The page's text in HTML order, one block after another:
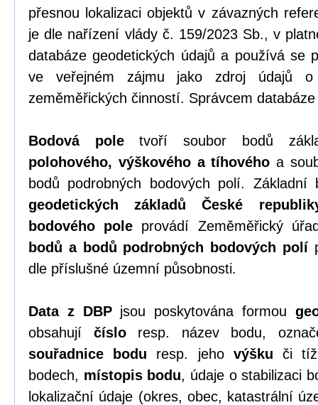
přesnou lokalizaci objektů v závazných
je dle nařízení vlády č. 159/2023 Sb., v
databáze geodetických údajů a používá se
ve veřejném zájmu jako zdroj údajů o
zeměměřických činností. Správcem
Bodová poletvoří soubor bodů
polohového, výškového a tíhového a
bodů podrobných bodových polí.
geodetických základů České
bodového pole provádí Zeměměřický
bodů a bodů podrobných bodových polí
dle příslušné územní působnosti.
Data z DBPjsou poskytována formou
obsahují čísloresp. název bodu,
souřadnice bodu resp. jeho výšku či
bodech, místopis bodu, údaje o stabilizaci
lokalizační údaje (okres, obec, katastrální